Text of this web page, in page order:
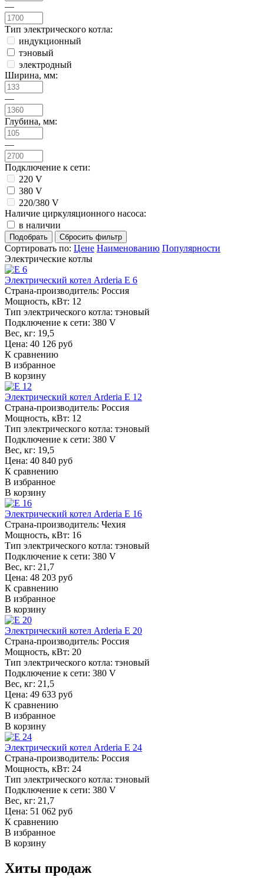
—
Тип электрического котла:
индукционный
тэновый
электродный
Ширина, мм:
—
Глубина, мм:
—
Подключение к сети:
220 V
380 V
220/380 V
Наличие циркуляционного насоса:
в наличии
Сортировать по: Цене Наименованию Популярности
Электрические котлы
Электрический котел Arderia E 6
Страна-производитель: Россия
Мощность, кВт: 12
Тип электрического котла: тэновый
Подключение к сети: 380 V
Вес, кг: 19,5
Цена: 40 126 руб
К сравнению
В избранное
В корзину
Электрический котел Arderia E 12
Страна-производитель: Россия
Мощность, кВт: 12
Тип электрического котла: тэновый
Подключение к сети: 380 V
Вес, кг: 19,5
Цена: 40 840 руб
К сравнению
В избранное
В корзину
Электрический котел Arderia E 16
Страна-производитель: Чехия
Мощность, кВт: 16
Тип электрического котла: тэновый
Подключение к сети: 380 V
Вес, кг: 21,7
Цена: 48 203 руб
К сравнению
В избранное
В корзину
Электрический котел Arderia E 20
Страна-производитель: Россия
Мощность, кВт: 20
Тип электрического котла: тэновый
Подключение к сети: 380 V
Вес, кг: 21,5
Цена: 49 633 руб
К сравнению
В избранное
В корзину
Электрический котел Arderia E 24
Страна-производитель: Россия
Мощность, кВт: 24
Тип электрического котла: тэновый
Подключение к сети: 380 V
Вес, кг: 21,7
Цена: 51 062 руб
К сравнению
В избранное
В корзину
Хиты продаж